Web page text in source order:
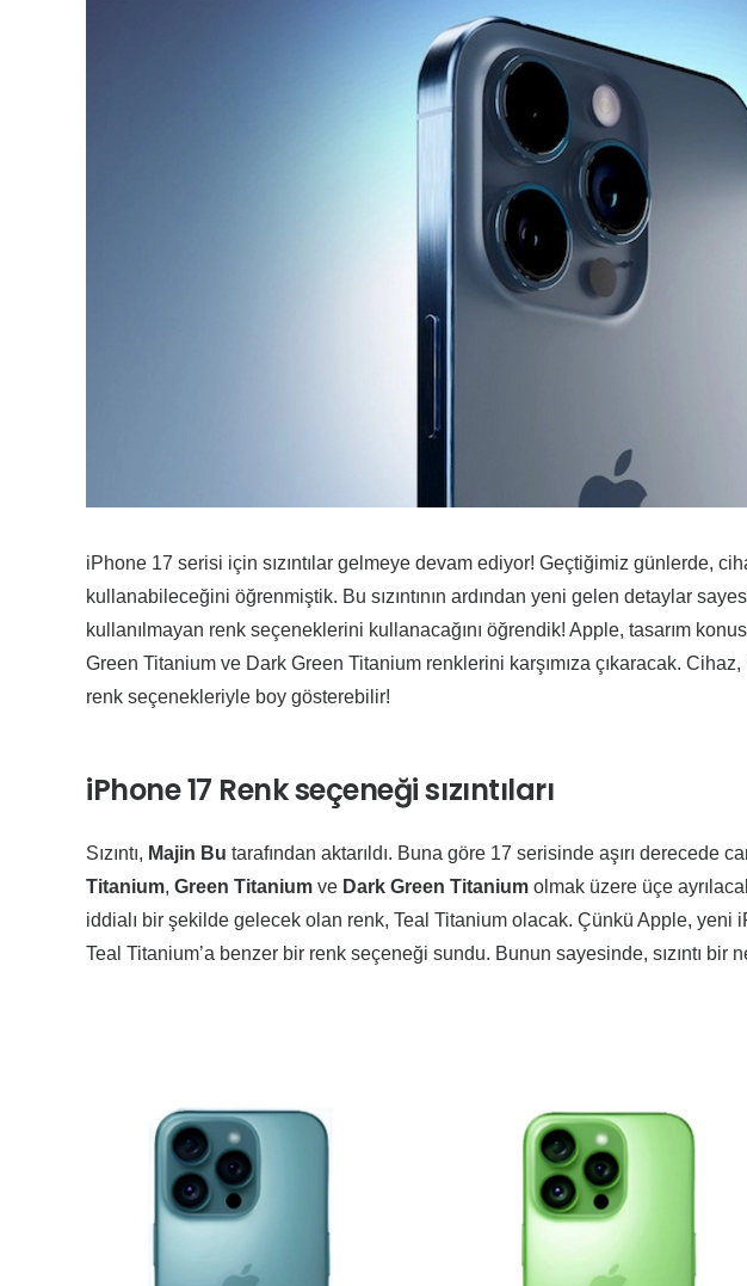
iPhone 17 serisi için sızıntılar gelmeye devam ediyor! Geçtiğimiz günlerde,
kullanabileceğini öğrenmiştik. Bu sızıntının ardından yeni gelen detaylar
kullanılmayan renk seçeneklerini kullanacağını öğrendik! Apple, tasarım
Green Titanium ve Dark Green Titanium renklerini karşımıza çıkaracak.
renk seçenekleriyle boy gösterebilir!
iPhone 17 Renk seçeneği sızıntıları
Sızıntı, Majin Bu tarafından aktarıldı. Buna göre 17 serisinde aşırı derecede
Titanium, Green Titanium ve Dark Green Titanium olmak üzere üçe
iddialı bir şekilde gelecek olan renk, Teal Titanium olacak. Çünkü Apple,
Teal Titanium’a benzer bir renk seçeneği sundu. Bunun sayesinde, sızıntı bir